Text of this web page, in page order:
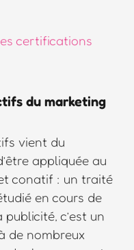
certifications
du marketing
vient du
appliquée au
conatif : un traité
en cours de
c’est un
de nombreux